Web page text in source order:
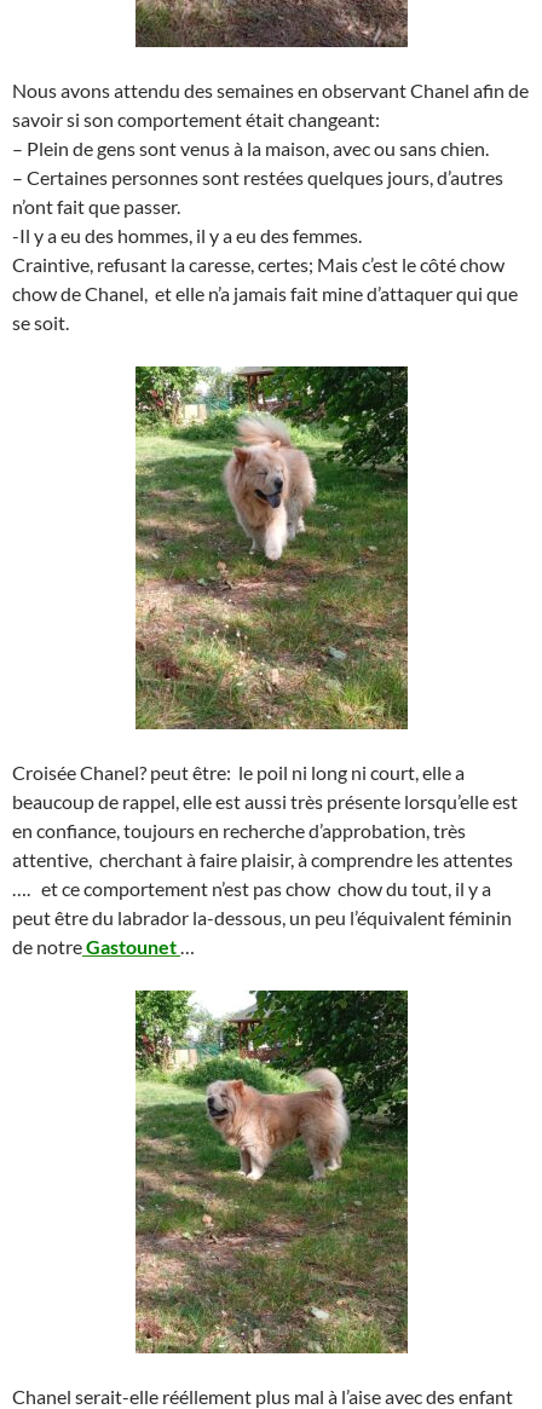
Nous avons attendu des semaines en observant Chanel afin de
savoir si son comportement était changeant:
– Plein de gens sont venus à la maison, avec ou sans chien.
– Certaines personnes sont restées quelques jours, d’autres
n’ont fait que passer.
-Il y a eu des hommes, il y a eu des femmes.
Craintive, refusant la caresse, certes; Mais c’est le côté chow
chow de Chanel, et elle n’a jamais fait mine d’attaquer qui que
se soit.
Croisée Chanel? peut être: le poil ni long ni court, elle a
beaucoup de rappel, elle est aussi très présente lorsqu’elle est
en confiance, toujours en recherche d’approbation, très
attentive, cherchant à faire plaisir, à comprendre les attentes
…. et ce comportement n’est pas chow chow du tout, il y a
peut être du labrador la-dessous, un peu l’équivalent féminin
de notreGastounet
Chanel serait-elle rééllement plus mal à l’aise avec des enfant